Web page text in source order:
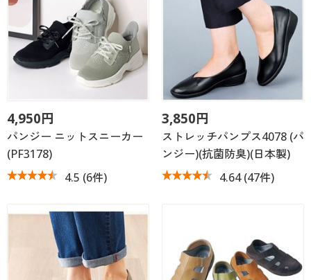
4,950円
パンジー ニットスニーカー
(PF3178)
4.5 (6件)
3,850円
ストレッチパンプス4078 (パ
ンジー)(抗菌防臭)(日本製)
4.64(47件)